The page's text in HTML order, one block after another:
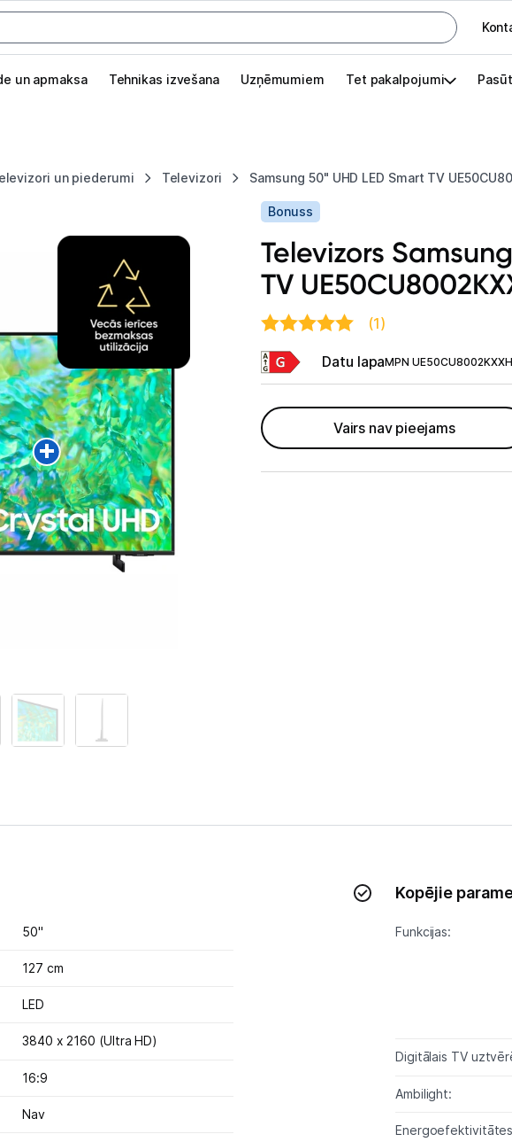
un apmaksa Tehnikas izvešana Uzņēmumiem Tet pakalpojumi
un piederumi Televizori Samsung 50" UHD LED Smart TV
Pieslēgties
Outlet
Izvēlies kāroto ierīci izdevīgāk!
TV un audio
Televizori un piederumi
Televizori
Televizoru stiprinājumi
TV rāmji
Kabeļi un vadi
Antenas
Studijas skaņas aprīkojums
Skaistumkopšana
Bonuss
Televizors
TV
(1)
Datu lapaMPN UE50CU8002KXXH
Vairs nav pieejams
50"
127 cm
LED
3840 x 2160 (Ultra HD)
16:9
Nav
Kopējie
Funkcijas:
Digitālais TV
Ambilight: